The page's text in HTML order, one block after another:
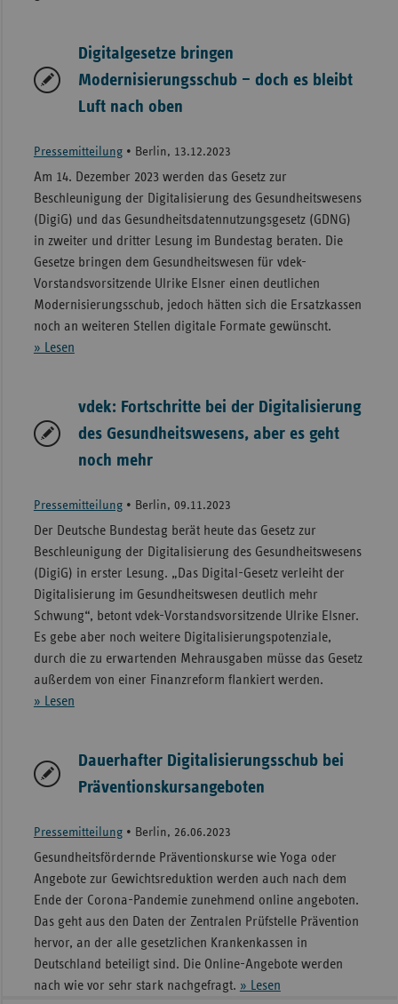
Digitalgesetze bringen
Modernisierungsschub – doch es bleibt
Luft nach oben
Pressemitteilung• Berlin, 13.12.2023
Am 14. Dezember 2023 werden das Gesetz zur
Beschleunigung der Digitalisierung des Gesundheitswesens
(DigiG) und das Gesundheitsdatennutzungsgesetz (GDNG)
in zweiter und dritter Lesung im Bundestag beraten. Die
Gesetze bringen dem Gesundheitswesen für vdek-
Vorstandsvorsitzende Ulrike Elsner einen deutlichen
Modernisierungsschub, jedoch hätten sich die Ersatzkassen
noch an weiteren Stellen digitale Formate gewünscht.
» Lesen
vdek: Fortschritte bei der Digitalisierung
des Gesundheitswesens, aber es geht
noch mehr
Pressemitteilung• Berlin, 09.11.2023
Der Deutsche Bundestag berät heute das Gesetz zur
Beschleunigung der Digitalisierung des Gesundheitswesens
(DigiG) in erster Lesung. „Das Digital-Gesetz verleiht der
Digitalisierung im Gesundheitswesen deutlich mehr
Schwung“, betont vdek-Vorstandsvorsitzende Ulrike Elsner.
Es gebe aber noch weitere Digitalisierungspotenziale,
durch die zu erwartenden Mehrausgaben müsse das Gesetz
außerdem von einer Finanzreform flankiert werden.
» Lesen
Dauerhafter Digitalisierungsschub bei
Präventionskursangeboten
Pressemitteilung• Berlin, 26.06.2023
Gesundheitsfördernde Präventionskurse wie Yoga oder
Angebote zur Gewichtsreduktion werden auch nach dem
Ende der Corona-Pandemie zunehmend online angeboten.
Das geht aus den Daten der Zentralen Prüfstelle Prävention
hervor, an der alle gesetzlichen Krankenkassen in
Deutschland beteiligt sind. Die Online-Angebote werden
nach wie vor sehr stark nachgefragt. » Lesen